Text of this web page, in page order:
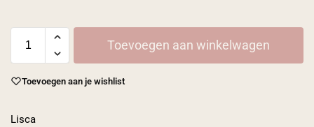
Toevoegen aan winkelwagen
Toevoegen aan je wishlist
Lisca